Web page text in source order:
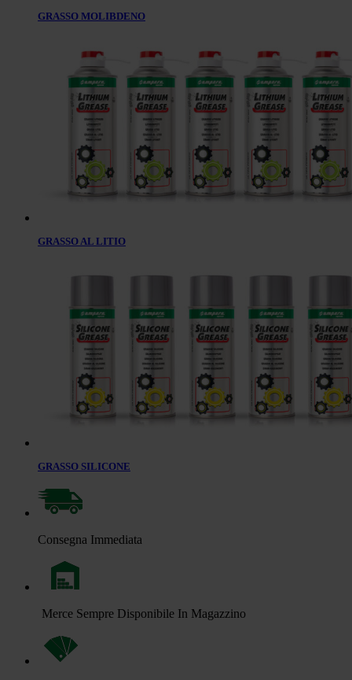
GRASSO MOLIBDENO
GRASSO AL LITIO
GRASSO SILICONE
Consegna Immediata
Merce Sempre Disponibile In Magazzino